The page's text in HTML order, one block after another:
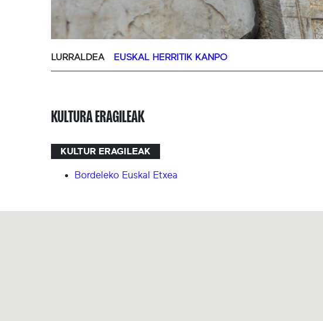
LURRALDEA EUSKAL HERRITIK KANPO
KULTURA ERAGILEAK
KULTUR ERAGILEAK
Bordeleko Euskal Etxea